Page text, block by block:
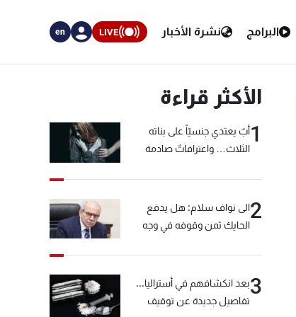
البرامج نشرة الأخبار LIVE
en
الأكثر قراءة
1أبٌ يعتدي جنسيّاً على بناته
الثلاث… واعترافاتٌ صادمة
2الى نواف سلام: هل يدفع
الحايك ثمن وقوفه في وجه
3بعد انكشافهم في أستراليا...
تفاصيل جديدة عن توقيف